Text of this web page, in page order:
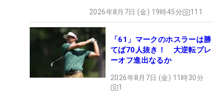
2026年8月7日 (金) 19時45分 111
「61」マークのホスラーは勝
てば70人抜き！ 大逆転プレ
ーオフ進出なるか
2026年8月7日 (金) 11時30分
1